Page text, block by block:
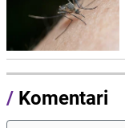
/ Komentari